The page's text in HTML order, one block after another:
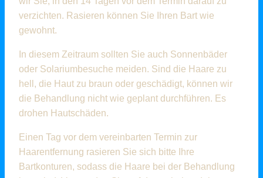
verzichten. Rasieren können Sie Ihren Bart wie
gewohnt.
In diesem Zeitraum sollten Sie auch Sonnenbäder
oder Solariumbesuche meiden. Sind die Haare zu
hell, die Haut zu braun oder geschädigt, können wir
die Behandlung nicht wie geplant durchführen. Es
drohen Hautschäden.
Einen Tag vor dem vereinbarten Termin zur
Haarentfernung rasieren Sie sich bitte Ihre
Bartkonturen, sodass die Haare bei der Behandlung